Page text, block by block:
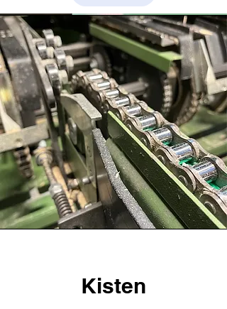
Kisten